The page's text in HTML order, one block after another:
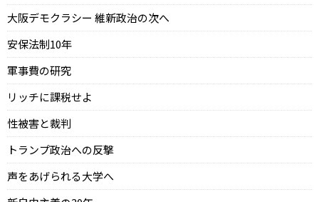
大阪デモクラシー 維新政治の次へ
安保法制10年
軍事費の研究
リッチに課税せよ
性被害と裁判
トランプ政治への反撃
声をあげられる大学へ